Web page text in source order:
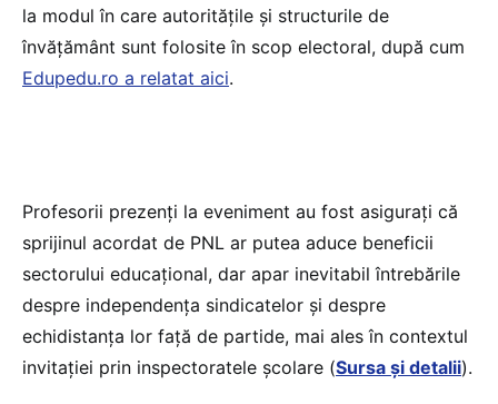
la modul în care autoritățile și structurile de
învățământ sunt folosite în scop electoral, după cum
Edupedu.ro a relatat aici.
Profesorii prezenți la eveniment au fost asigurați că
sprijinul acordat de PNL ar putea aduce beneficii
sectorului educațional, dar apar inevitabil întrebările
despre independența sindicatelor și despre
echidistanța lor față de partide, mai ales în contextul
invitației prin inspectoratele școlare (Sursa și detalii).